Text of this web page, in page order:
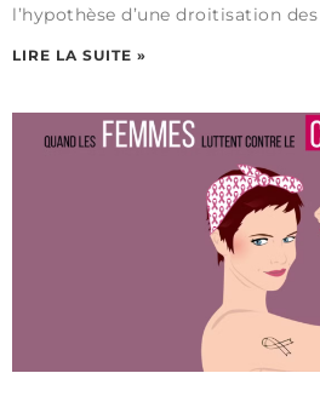
l’hypothèse d’une droitisation des
LIRE LA SUITE »